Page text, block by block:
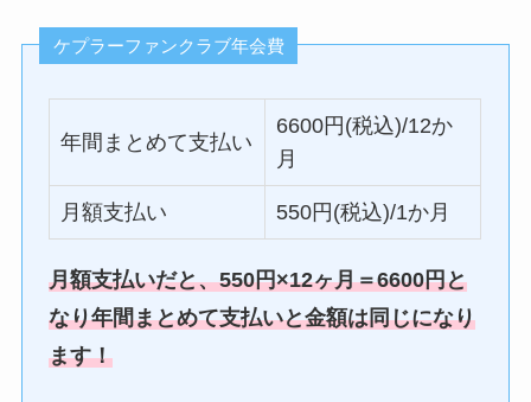
ケプラーファンクラブ年会費
年間まとめて支払い
6600円(税込)/12か
月
月額支払い 550円(税込)/1か月
月額支払いだと、550円×12ヶ月＝6600円と
なり年間まとめて支払いと金額は同じになり
ます！